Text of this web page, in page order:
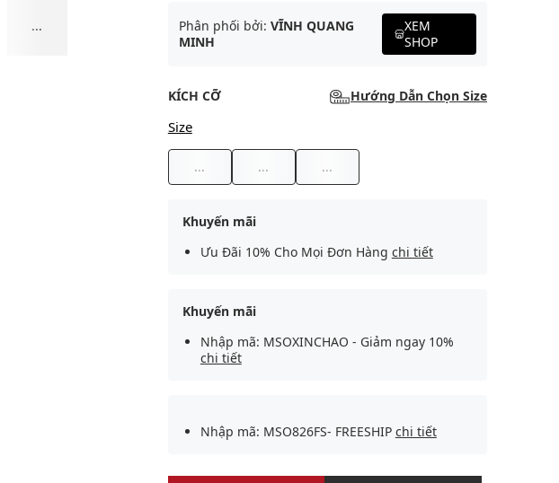
... Phân phối bởi: VĨNH QUANG
MINH
XEM
SHOP
KÍCH CỠ Hướng Dẫn Chọn Size
Size
... ... ...
Khuyến mãi
Ưu Đãi 10% Cho Mọi Đơn Hàng chi tiết
Khuyến mãi
Nhập mã: MSOXINCHAO - Giảm ngay 10%
chi tiết
Nhập mã: MSO826FS- FREESHIP chi tiết